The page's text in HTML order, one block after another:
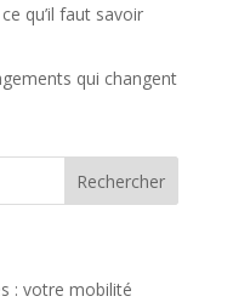
qu’il faut savoir
qui changent
: votre mobilité